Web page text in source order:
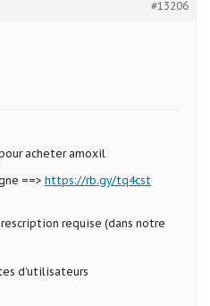
#13206
acheter amoxil
==> https://rb.gy/tq4cst
requise (dans notre
d’utilisateurs